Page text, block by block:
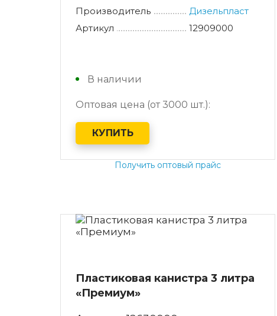
Производитель
Дизельпласт
Артикул
12909000
В наличии
Оптовая цена (от 3000 шт.):
КУПИТЬ
Получить оптовый прайс
Пластиковая канистра 3 литра
«Премиум»